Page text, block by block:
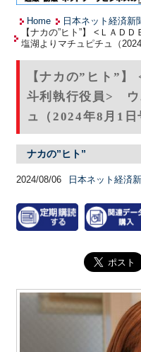
Home 日本ネット経済新
【ナカの”ヒト”】 <ＬＡ
塩湖よりマチュピチュ（2024
【ナカの”ヒト”
斗利執行役員> ウ
ュ（2024年8月1日
ナカの”ヒト”
2024/08/06 日本ネット経済